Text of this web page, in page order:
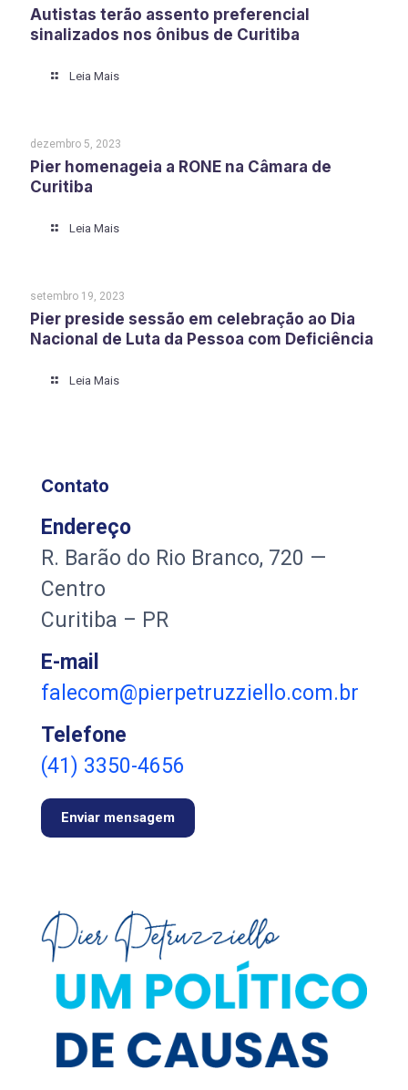
Autistas terão assento preferencial
sinalizados nos ônibus de Curitiba
Leia Mais
dezembro 5, 2023
Pier homenageia a RONE na Câmara de
Curitiba
Leia Mais
setembro 19, 2023
Pier preside sessão em celebração ao Dia
Nacional de Luta da Pessoa com Deficiência
Leia Mais
Contato
Endereço
R. Barão do Rio Branco, 720 —
Centro
Curitiba – PR
E-mail
falecom@pierpetruzziello.com.br
Telefone
(41) 3350-4656
Enviar mensagem